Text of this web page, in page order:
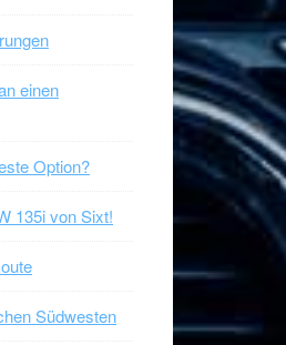
einen
Option?
135i von Sixt!
Südwesten